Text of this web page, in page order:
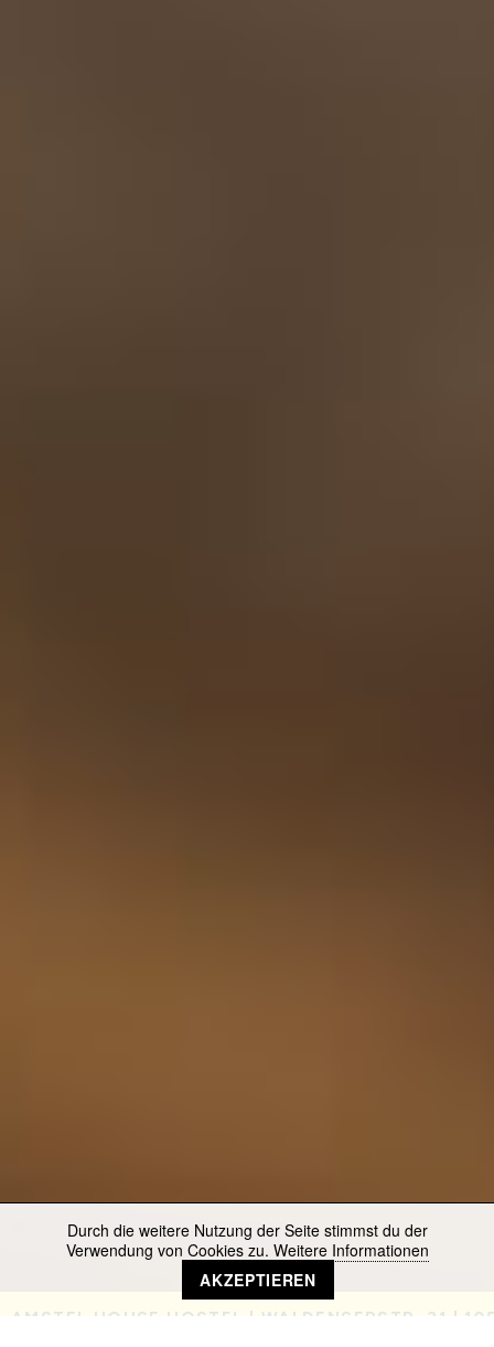
AMSTEL HOUSE HOSTEL | WALDENSERSTR. 31 |
Durch die weitere Nutzung der Seite stimmst du der
Verwendung von Cookies zu. Weitere Informationen
AKZEPTIEREN